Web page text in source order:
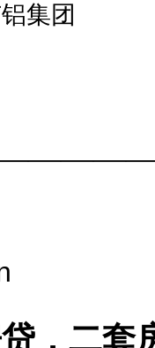
集团
—
，二套